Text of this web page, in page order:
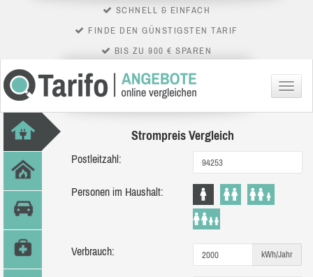
SCHNELL & EINFACH
FINDE DEN GÜNSTIGSTEN TARIF
BIS ZU 900 € SPAREN
Menü
Strompreis Vergleich
Postleitzahl:
Personen im Haushalt:
Verbrauch: kWh/Jahr